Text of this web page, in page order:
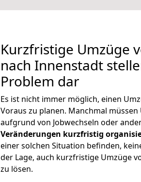
Kurzfristige Umzüge
nach Innenstadt
Problem dar
Es ist nicht immer möglich, einen
Voraus zu planen. Manchmal
aufgrund von Jobwechseln oder
Veränderungen kurzfristig
einer solchen Situation befinden,
der Lage, auch kurzfristige Umzüge
zu lösen.